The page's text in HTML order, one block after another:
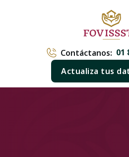
Contáctanos: 01
Actualiza tus